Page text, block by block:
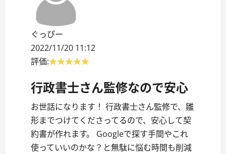
ぐっぴー
2022/11/20 11:12
評価:
行政書士さん監修なので安心
お世話になります！ 行政書士さん監修で、雛
形までつけてくださってるので、安心して契
約書が作れます。 Googleで探す手間やこれ
使っていいのかな？と無駄に悩む時間も削減